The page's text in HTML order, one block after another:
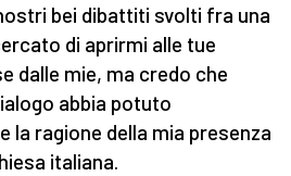
bei dibattiti svolti fra una
di aprirmi alle tue
dalle mie, ma credo che
abbia potuto
la ragione della mia presenza
italiana.